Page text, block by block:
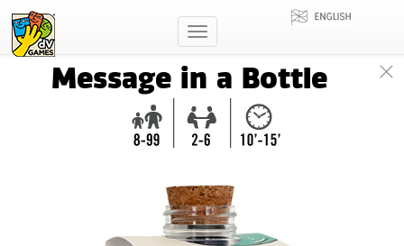
Toggle
navigation
Message in a Bottle